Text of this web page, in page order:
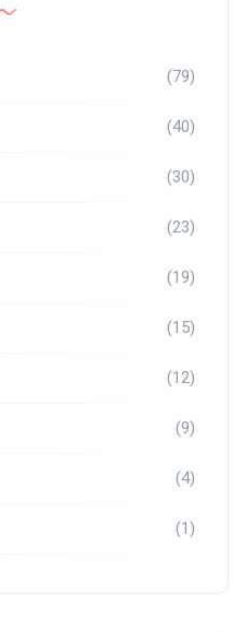
(79)
(40)
(30)
(23)
(19)
(15)
(12)
(9)
(4)
(1)